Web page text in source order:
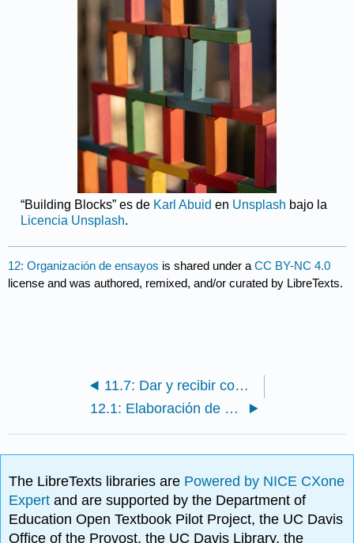
“Building Blocks” es de Karl Abuid en Unsplash bajo la
Licencia Unsplash.
12: Organización de ensayos is shared under aCC BY-NC 4.0
license and was authored, remixed, and/or curated by LibreTexts.
11.7: Dar y recibir comentarios
12.1: Elaboración de una Declaración de Tesis
The LibreTexts libraries are Powered by NICE CXone
Expertand are supported by the Department of
Education Open Textbook Pilot Project, the UC Davis
Office of the Provost, the UC Davis Library, the